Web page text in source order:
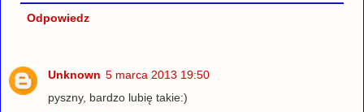
Odpowiedz
Unknown 5 marca 2013 19:50
pyszny, bardzo lubię takie:)